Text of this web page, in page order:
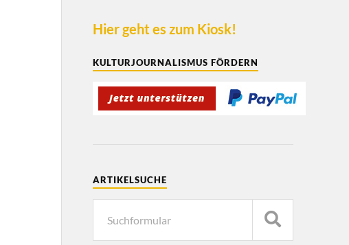
Hier geht es zum Kiosk!
KULTURJOURNALISMUS FÖRDERN
ARTIKELSUCHE